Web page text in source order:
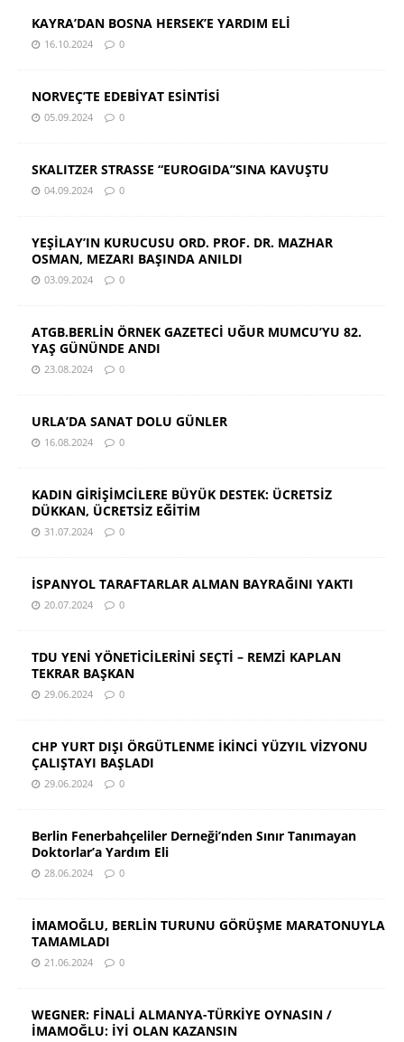
KAYRA’DAN BOSNA HERSEK’E YARDIM ELİ
16.10.2024 0
NORVEÇ’TE EDEBİYAT ESİNTİSİ
05.09.2024 0
SKALITZER STRASSE “EUROGIDA”SINA KAVUŞTU
04.09.2024 0
YEŞİLAY’IN KURUCUSU ORD. PROF. DR. MAZHAR
OSMAN, MEZARI BAŞINDA ANILDI
03.09.2024 0
ATGB.BERLİN ÖRNEK GAZETECİ UĞUR MUMCU’YU 82.
YAŞ GÜNÜNDE ANDI
23.08.2024 0
URLA’DA SANAT DOLU GÜNLER
16.08.2024 0
KADIN GİRİŞİMCİLERE BÜYÜK DESTEK: ÜCRETSİZ
DÜKKAN, ÜCRETSİZ EĞİTİM
31.07.2024 0
İSPANYOL TARAFTARLAR ALMAN BAYRAĞINI YAKTI
20.07.2024 0
TDU YENİ YÖNETİCİLERİNİ SEÇTİ – REMZİ KAPLAN
TEKRAR BAŞKAN
29.06.2024 0
CHP YURT DIŞI ÖRGÜTLENME İKİNCİ YÜZYIL VİZYONU
ÇALIŞTAYI BAŞLADI
29.06.2024 0
Berlin Fenerbahçeliler Derneği’nden Sınır Tanımayan
Doktorlar’a Yardım Eli
28.06.2024 0
İMAMOĞLU, BERLİN TURUNU GÖRÜŞME MARATONUYLA
TAMAMLADI
21.06.2024 0
WEGNER: FİNALİ ALMANYA-TÜRKİYE OYNASIN /
İMAMOĞLU: İYİ OLAN KAZANSIN